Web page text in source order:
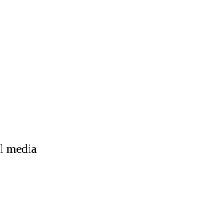
media